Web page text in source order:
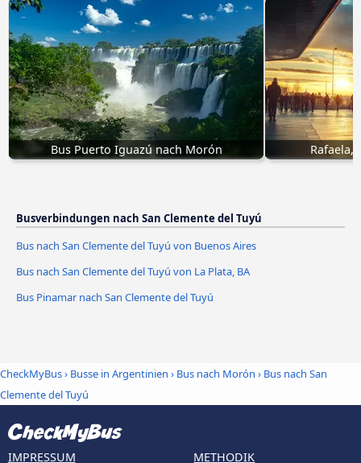
Bus Puerto Iguazú nach Morón Rafaela,
Busverbindungen nach San Clemente del Tuyú
Bus nach San Clemente del Tuyú von Buenos Aires
Bus nach San Clemente del Tuyú von La Plata, BA
Bus Pinamar nach San Clemente del Tuyú
CheckMyBus› Busse in Argentinien › Bus nach Morón › Bus nach San
Clemente del Tuyú
IMPRESSUM METHODIK